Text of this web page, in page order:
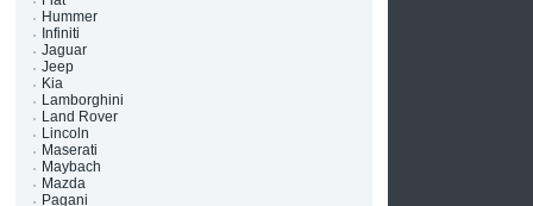
Hummer
Infiniti
Jaguar
Jeep
Kia
Lamborghini
Land Rover
Lincoln
Maserati
Maybach
Mazda
Pagani